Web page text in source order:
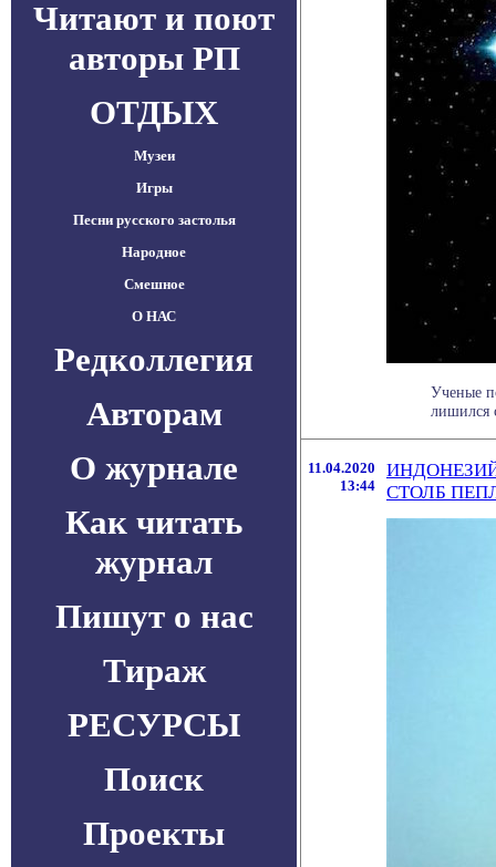
Читают и поют
авторы РП
ОТДЫХ
Музеи
Игры
Песни русского застолья
Народное
Смешное
О НАС
Редколлегия
Авторам
О журнале
Как читать
журнал
Пишут о нас
Тираж
РЕСУРСЫ
Поиск
Проекты
Ученые
лишился
11.04.2020
13:44
СТОЛБ